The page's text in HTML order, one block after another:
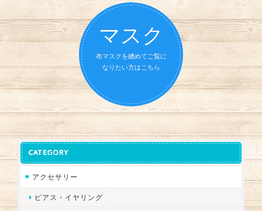
マスク
布マスクを纏めてご覧に
なりたい方はこちら
CATEGORY
アクセサリー
ピアス・イヤリング